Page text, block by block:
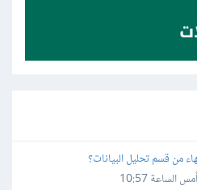
من قسم تحليل البيانات؟
أمس الساعة 10:57